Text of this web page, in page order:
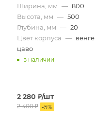
Ширина, мм — 800
Высота, мм — 500
Глубина, мм — 20
Цвет корпуса — венге
цаво
в наличии
2 280 ₽/шт
2 400₽ -5%